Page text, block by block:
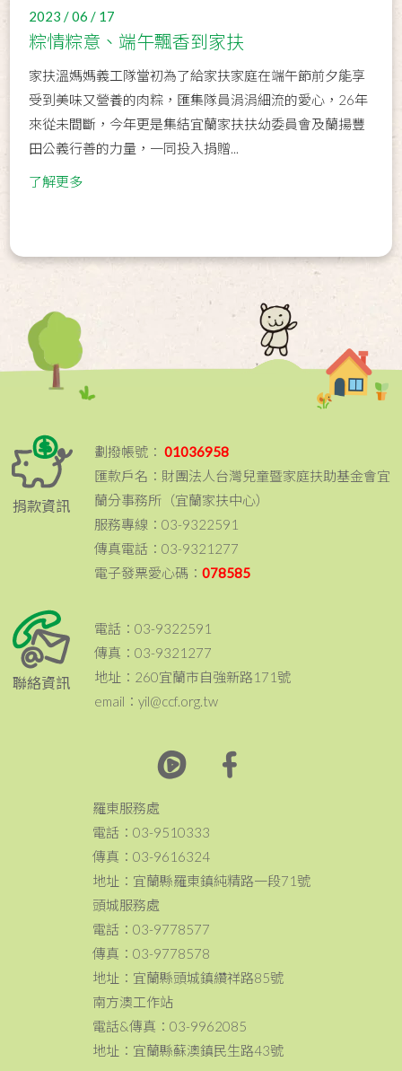
2023 / 06 / 17
粽情粽意、端午飄香到家扶
家扶溫媽媽義工隊當初為了給家扶家庭在端午節前夕能享
受到美味又營養的肉粽，匯集隊員涓涓細流的愛心，26年
來從未間斷，今年更是集結宜蘭家扶扶幼委員會及蘭揚豐
田公義行善的力量，一同投入捐贈...
了解更多
捐款資訊
劃撥帳號： 01036958
匯款戶名：財團法人台灣兒童暨家庭扶助基金會宜
蘭分事務所（宜蘭家扶中心）
服務專線：03-9322591
傳真電話：03-9321277
電子發票愛心碼：078585
聯絡資訊
電話：03-9322591
傳真：03-9321277
地址：260宜蘭市自強新路171號
email：yil@ccf.org.tw
羅東服務處
電話：03-9510333
傳真：03-9616324
地址：宜蘭縣羅東鎮純精路一段71號
頭城服務處
電話：03-9778577
傳真：03-9778578
地址：宜蘭縣頭城鎮纘祥路85號
南方澳工作站
電話&傳真：03-9962085
地址：宜蘭縣蘇澳鎮民生路43號